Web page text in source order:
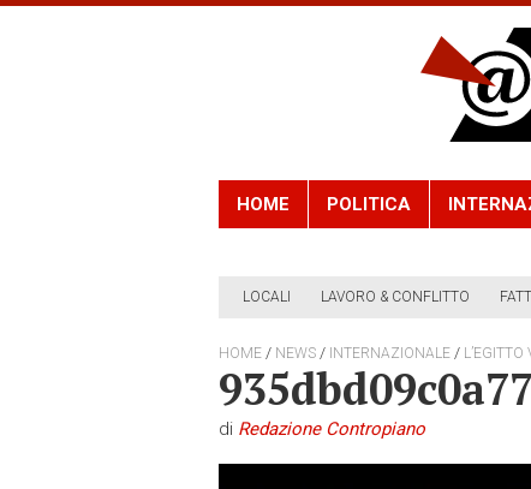
HOME POLITICA
LOCALI LAVORO & CONFLITTO
HOME / NEWS / INTERNAZIONALE /
di Redazione Contropiano